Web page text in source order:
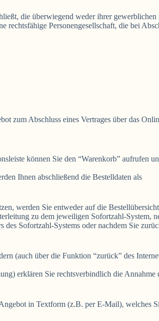
die überwiegend weder ihrer
rechtsfähige Personengesellschaft, die bei
zum Abschluss eines Vertrages über das
können Sie den “Warenkorb” aufrufen
Ihnen abschließend die Bestelldaten als
werden Sie entweder auf die
zu dem jeweiligen Sofortzahl-System,
Sofortzahl-Systems oder nachdem Sie
(auch über die Funktion “zurück” des
erklären Sie rechtsverbindlich die Annahme
in Textform (z.B. per E-Mail), welches